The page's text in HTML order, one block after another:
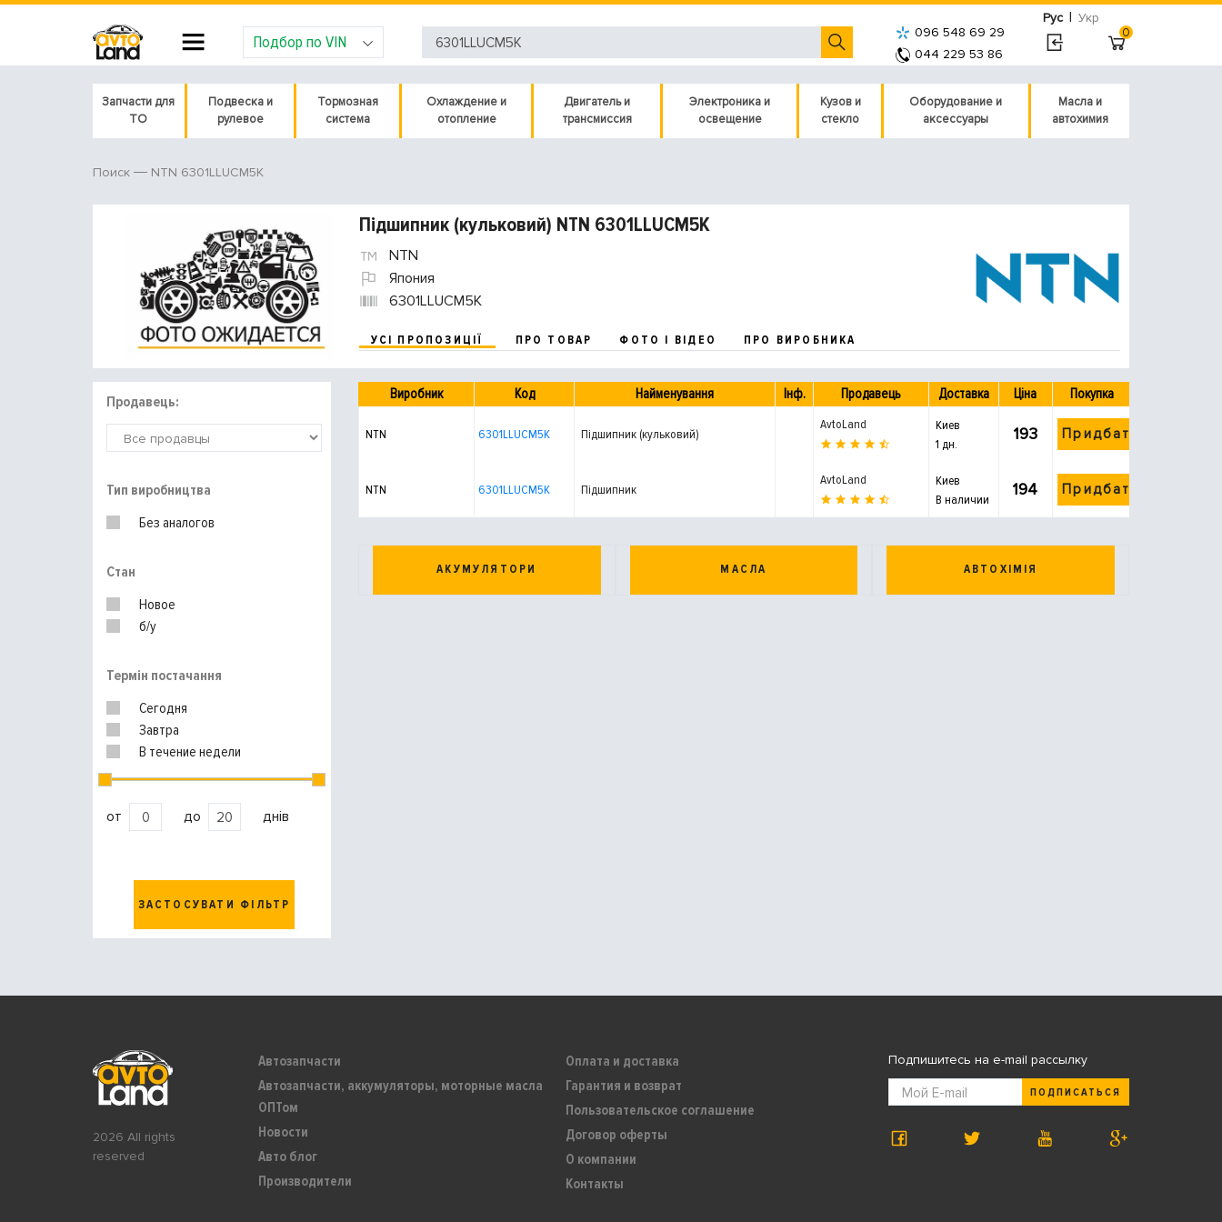
Рус | Укр
Подбор по VIN
096 548 69 29
044 229 53 86
0
Запчасти для
ТО
Подвеска и
рулевое
Тормозная
система
Охлаждение и
отопление
Двигатель и
трансмиссия
Электроника и
освещение
Кузов и
стекло
Оборудование и
аксессуары
Масла и
автохимия
Поиск NTN 6301LLUCM5K
Підшипник (кульковий) NTN 6301LLUCM5K
NTN
Япония
6301LLUCM5K
УСІ ПРОПОЗИЦІЇ ПРО ТОВАР ФОТО І ВІДЕО ПРО ВИРОБНИКА
Продавець:
Тип виробництва
Без аналогов
Стан
Новое
б/у
Термін постачання
Сегодня
Завтра
В течение недели
от до днів
ЗАСТОСУВАТИ ФІЛЬТР
Виробник Код Найменування Інф. Продавець Доставка Ціна Покупка
NTN 6301LLUCM5K Підшипник (кульковий)
AvtoLand
Киев
1 дн.
193 Придбати
NTN 6301LLUCM5K Підшипник
AvtoLand
Киев
В наличии
194 Придбати
АКУМУЛЯТОРИ МАСЛА АВТОХІМІЯ
2026 All rights
reserved
Автозапчасти
Автозапчасти, аккумуляторы, моторные масла
ОПТом
Новости
Авто блог
Производители
Оплата и доставка
Гарантия и возврат
Пользовательское соглашение
Договор оферты
О компании
Контакты
Подпишитесь на e-mail рассылку
ПОДПИСАТЬСЯ